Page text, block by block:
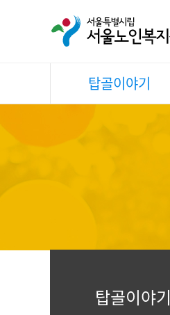
탑골이야기
자료실
탑골이야기